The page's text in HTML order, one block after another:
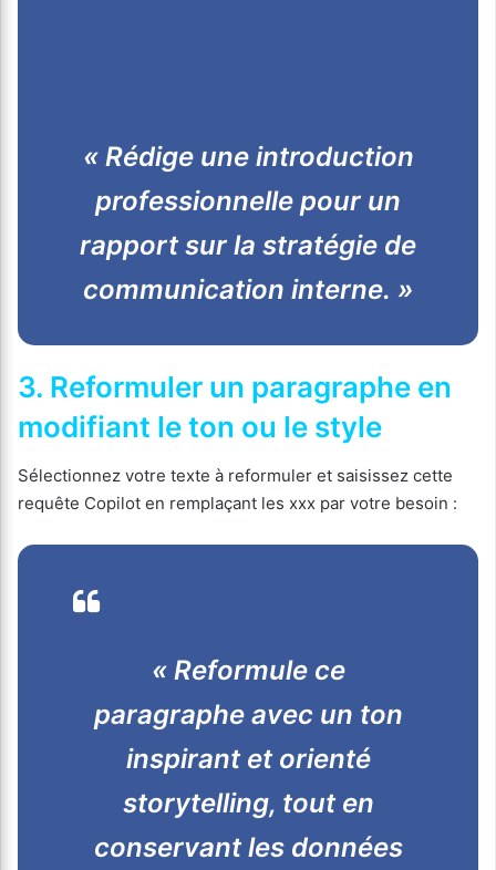
« Rédige une introduction
professionnelle pour un
rapport sur la stratégie de
communication interne. »
3. Reformuler un paragraphe en
modifiant le ton ou le style
Sélectionnez votre texte à reformuler et saisissez cette
requête Copilot en remplaçant les xxx par votre besoin :
« Reformule ce
paragraphe avec un ton
inspirant et orienté
storytelling, tout en
conservant les données